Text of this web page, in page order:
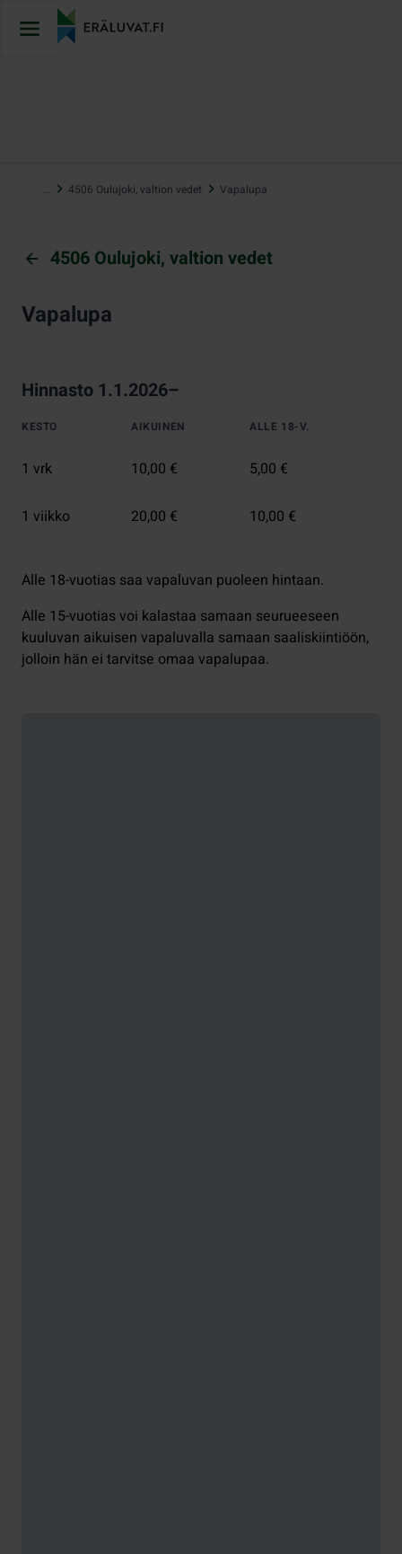
sisältöön
… 4506 Oulujoki, valtion vedet Vapalupa
4506 Oulujoki, valtion vedet
Vapalupa
Hinnasto 1.1.2026–
KESTO AIKUINEN ALLE 18-V.
1 vrk 10,00 € 5,00 €
1 viikko 20,00 € 10,00 €
Alle 18-vuotias saa vapaluvan puoleen hintaan.
Alle 15-vuotias voi kalastaa samaan seurueeseen
kuuluvan aikuisen vapaluvalla samaan saaliskiintiöön,
jolloin hän ei tarvitse omaa vapalupaa.